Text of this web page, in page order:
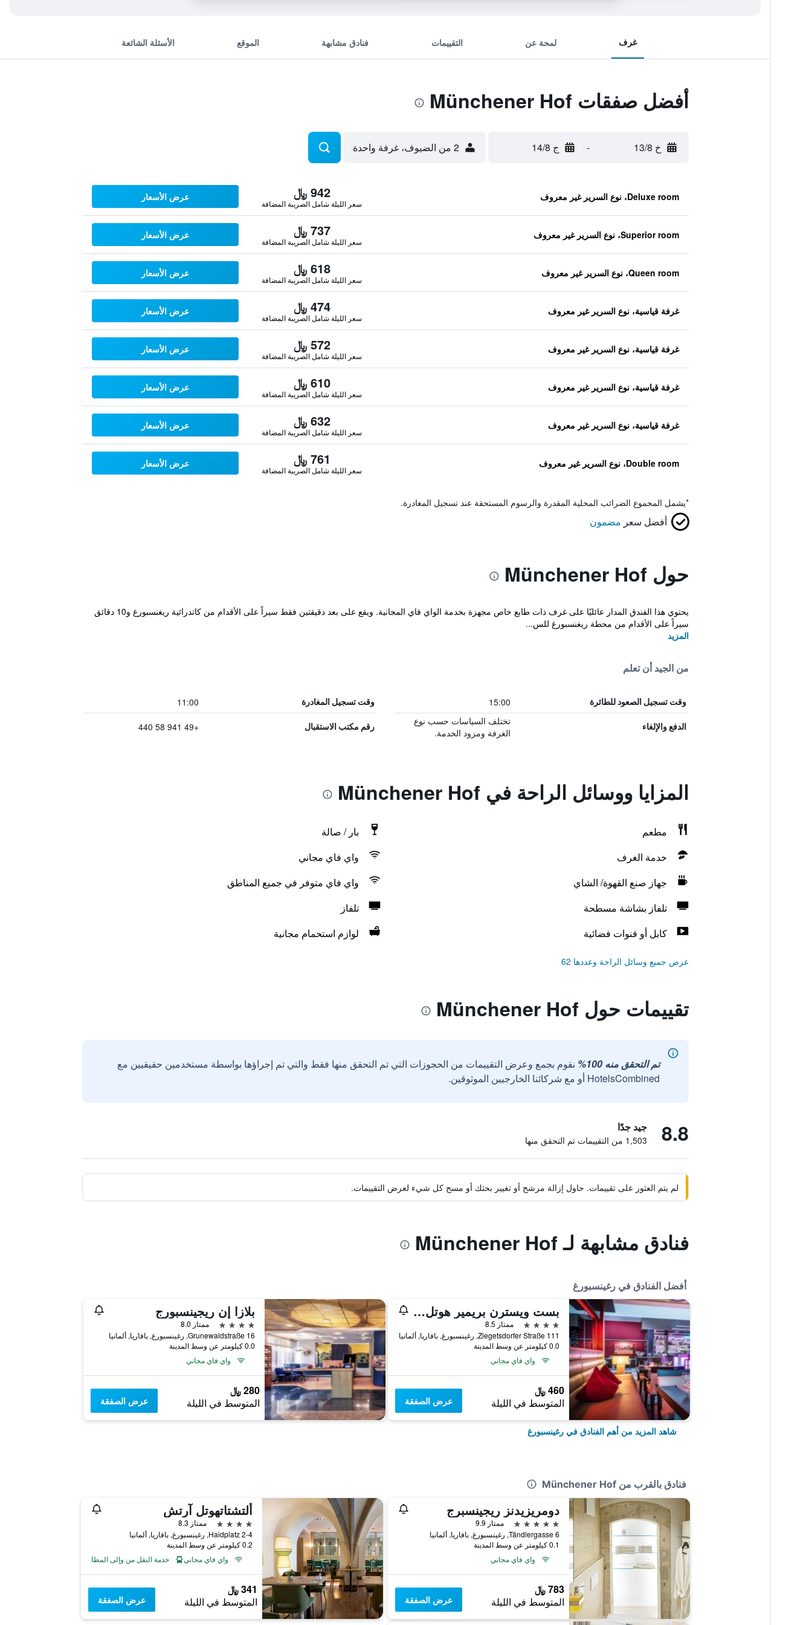
غرف لمحة عن التقييمات فنادق مشابهة الموقع الأسئلة الشائعة
أفضل صفقات Münchener Hof
خ 13/8 - ج 14/8 2 من الضيوف، غرفة واحدة
Deluxe room، نوع السرير غير معروف 942 ﷼
سعر الليلة شامل الصريبة المضافة
عرض الأسعار
Superior room، نوع السرير غير معروف 737 ﷼
سعر الليلة شامل الصريبة المضافة
عرض الأسعار
Queen room، نوع السرير غير معروف 618 ﷼
سعر الليلة شامل الصريبة المضافة
عرض الأسعار
غرفة قياسية، نوع السرير غير معروف 474 ﷼
سعر الليلة شامل الصريبة المضافة
عرض الأسعار
غرفة قياسية، نوع السرير غير معروف 572 ﷼
سعر الليلة شامل الصريبة المضافة
عرض الأسعار
غرفة قياسية، نوع السرير غير معروف 610 ﷼
سعر الليلة شامل الصريبة المضافة
عرض الأسعار
غرفة قياسية، نوع السرير غير معروف 632 ﷼
سعر الليلة شامل الصريبة المضافة
عرض الأسعار
Double room، نوع السرير غير معروف 761 ﷼
سعر الليلة شامل الصريبة المضافة
عرض الأسعار
*يشمل المجموع الضرائب المحلية المقدرة والرسوم المستحقة عند تسجيل المغادرة.
أفضل سعر مضمون
حول Münchener Hof
يحتوي هذا الفندق المدار عائليًا على غرف ذات طابع خاص مجهزة بخدمة الواي فاي المجانية. ويقع على بعد دقيقتين فقط سيراً على الأقدام من كاتدرائية ريغنسبورغ و10 دقائق
سيراً على الأقدام من محطة ريغنسبورغ للس...
المزيد
من الجيد أن تعلم
وقت تسجيل الصعود للطائرة 15:00 وقت تسجيل المغادرة 11:00
الدفع والإلغاء
تختلف السياسات حسب نوع
الغرفة ومزود الخدمة.
رقم مكتب الاستقبال +49 941 58 440
المزايا ووسائل الراحة في Münchener Hof
مطعم
بار / صالة
خدمة الغرف
واي فاي مجاني
جهاز صنع القهوة/ الشاي
واي فاي متوفر في جميع المناطق
تلفاز بشاشة مسطحة
تلفاز
كابل أو قنوات فضائية
لوازم استحمام مجانية
عرض جميع وسائل الراحة وعددها 62
تقييمات حول Münchener Hof
تم التحقق منه 100%
نقوم بجمع وعرض التقييمات من الحجوزات التي تم التحقق منها فقط والتي تم إجراؤها بواسطة مستخدمين حقيقيين مع
HotelsCombined أو مع شركائنا الخارجيين الموثوقين.
8.8 جيد جدًا
1,503 من التقييمات تم التحقق منها
لم يتم العثور على تقييمات. حاول إزالة مرشح أو تغيير بحثك أو مسح كل شيء لعرض التقييمات.
فنادق مشابهة لـ Münchener Hof
أفضل الفنادق في رغينسبورغ
بست ويسترن بريمير هوتل ريجينسبرج
4 نجوم
ممتاز 8.5
Ziegetsdorfer Straße 111, رغينسبورغ, بافاريا, ألمانيا
0.0 كيلومتر عن وسط المدينة
واي فاي مجاني
460 ﷼
المتوسط في الليلة عرض الصفقة
بلازا إن ريجينسبورج
4 نجوم
ممتاز 8.0
Grunewaldstraße 16, رغينسبورغ, بافاريا, ألمانيا
0.0 كيلومتر عن وسط المدينة
واي فاي مجاني
280 ﷼
المتوسط في الليلة عرض الصفقة
شاهد المزيد من أهم الفنادق في رغينسبورغ
فنادق بالقرب من Münchener Hof
دومريزيدنز ريجينسبرج
5 نجوم
ممتاز 9.9
Tändlergasse 6, رغينسبورغ, بافاريا, ألمانيا
0.1 كيلومتر عن وسط المدينة
واي فاي مجاني
783 ﷼
المتوسط في الليلة عرض الصفقة
ألتشتاتهوتل آرتش
4 نجوم
ممتاز 8.3
Haidplatz 2-4, رغينسبورغ, بافاريا, ألمانيا
0.2 كيلومتر عن وسط المدينة
واي فاي مجاني
خدمة النقل من وإلى المطار
341 ﷼
المتوسط في الليلة عرض الصفقة